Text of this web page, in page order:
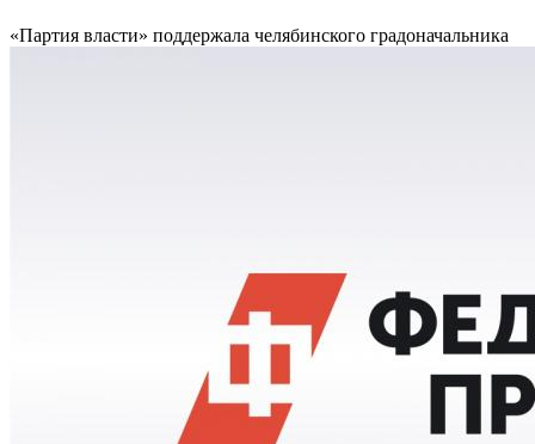
«Партия власти» поддержала челябинского градоначальника